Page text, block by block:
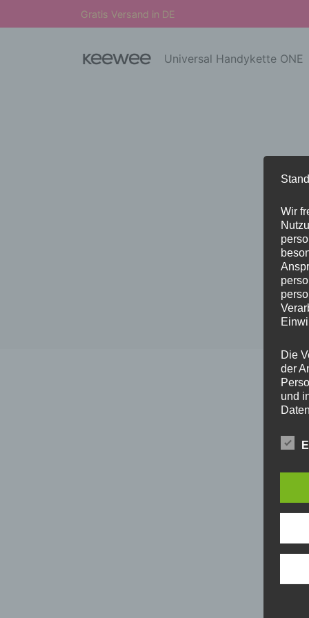
Gratis Versand in DE
Universal Handykette ONE
Wir
Die
der
und
uns
und